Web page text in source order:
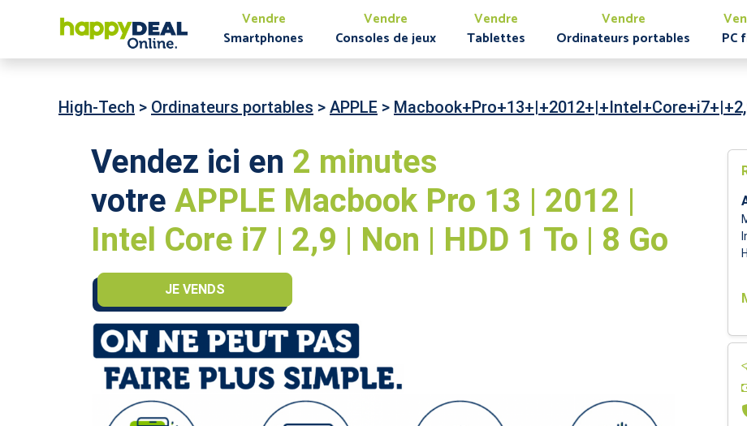
Vendre
Smartphones
Vendre
Consoles de jeux
Vendre
Tablettes
Vendre
Ordinateurs portables
PC
High-Tech > Ordinateurs portables > APPLE >
Vendez ici en 2 minutes
votre APPLE Macbook Pro 13 | 2012 |
Intel Core i7 | 2,9 | Non | HDD 1 To | 8 Go
JE VENDS